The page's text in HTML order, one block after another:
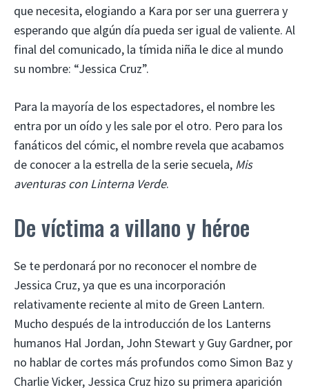
que necesita, elogiando a Kara por ser una guerrera y
esperando que algún día pueda ser igual de valiente. Al
final del comunicado, la tímida niña le dice al mundo
su nombre: “Jessica Cruz”.
Para la mayoría de los espectadores, el nombre les
entra por un oído y les sale por el otro. Pero para los
fanáticos del cómic, el nombre revela que acabamos
de conocer a la estrella de la serie secuela, Mis
aventuras con Linterna Verde.
De víctima a villano y héroe
Se te perdonará por no reconocer el nombre de
Jessica Cruz, ya que es una incorporación
relativamente reciente al mito de Green Lantern.
Mucho después de la introducción de los Lanterns
humanos Hal Jordan, John Stewart y Guy Gardner, por
no hablar de cortes más profundos como Simon Baz y
Charlie Vicker, Jessica Cruz hizo su primera aparición